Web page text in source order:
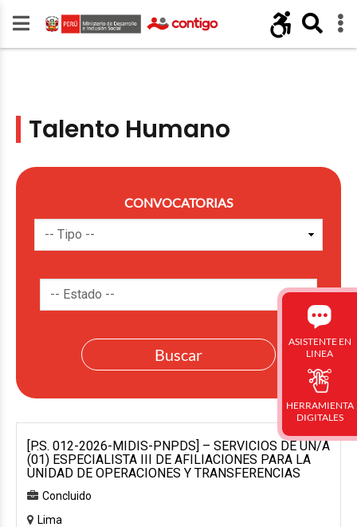
Talento Humano
CONVOCATORIAS
[P.S. 012-2026-MIDIS-PNPDS] – SERVICIOS DE UN/A
(01) ESPECIALISTA III DE AFILIACIONES PARA LA
UNIDAD DE OPERACIONES Y TRANSFERENCIAS
Concluido
Lima
ASISTENTE EN
LINEA
HERRAMIENTA
DIGITALES